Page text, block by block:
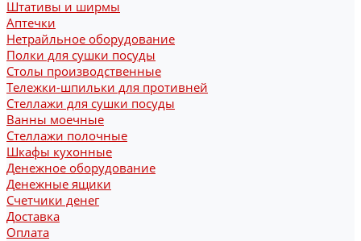
Штативы и ширмы
Аптечки
Нетрайльное оборудование
Полки для сушки посуды
Столы производственные
Тележки-шпильки для противней
Стеллажи для сушки посуды
Ванны моечные
Стеллажи полочные
Шкафы кухонные
Денежное оборудование
Денежные ящики
Счетчики денег
Доставка
Оплата